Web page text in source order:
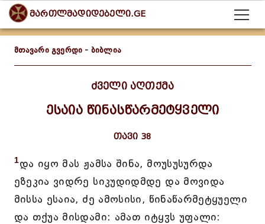
მართლმადიდებელი.GE
მთავარი გვერდი - ბიბლია
ძველი აღთქმა
ესაია წინასწარმეტყველი
თავი 38
1და იყო მას ჟამსა შინა, მოუსუსურდა
ეზეკია ვიდრე სიკუდიდმდე და მოვიდა
მისსა ესაია, ძე ამოსისი, წინაწარმეტყუელი
და თქუა მისდამი: ამათ იტყჳს უფალი: